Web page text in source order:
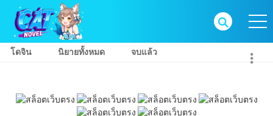
โดจิน นิยายทั้งหมด จบแล้ว